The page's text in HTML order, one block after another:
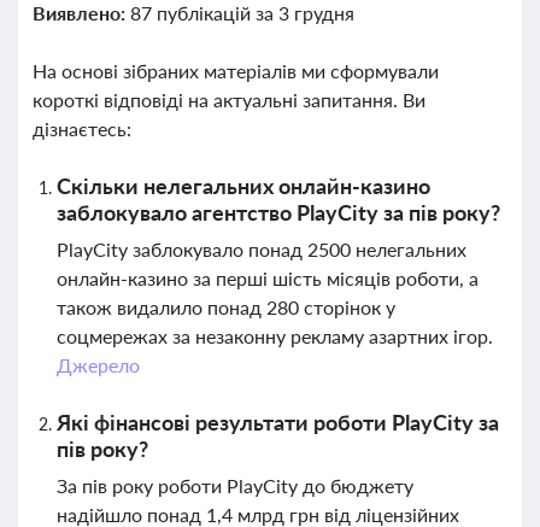
Виявлено: 87 публікацій за 3 грудня
На основі зібраних матеріалів ми сформували
короткі відповіді на актуальні запитання. Ви
дізнаєтесь:
Скільки нелегальних онлайн-казино
заблокувало агентство PlayCity за пів року?
PlayCity заблокувало понад 2500 нелегальних
онлайн-казино за перші шість місяців роботи, а
також видалило понад 280 сторінок у
соцмережах за незаконну рекламу азартних ігор.
Джерело
Які фінансові результати роботи PlayCity за
пів року?
За пів року роботи PlayCity до бюджету
надійшло понад 1,4 млрд грн від ліцензійних